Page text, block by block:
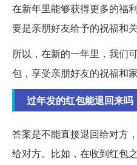
在新年里能够获得更多的福
要是亲朋好友给予的祝福和
所以，在新的一年里，我们
包，享受亲朋好友的祝福和家
过年发的红包能退回来吗
答案是不能直接退回给对方
给对方。比如，在收到红包